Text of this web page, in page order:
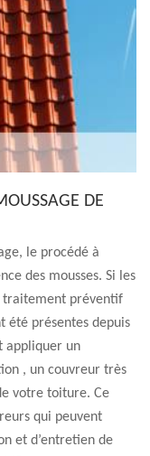
DE
le procédé à
des mousses. Si les
traitement préventif
été présentes depuis
appliquer un
, un couvreur très
votre toiture. Ce
qui peuvent
et d’entretien de